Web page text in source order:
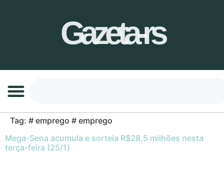
Gazeta-rs
Tag: # emprego # emprego
Mega-Sena acumula e sorteia R$28,5 milhões nesta
terça-feira (25/1)